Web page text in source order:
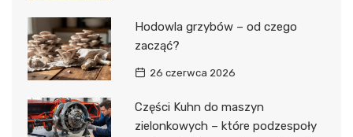
Hodowla grzybów – od czego
zacząć?
26 czerwca 2026
Części Kuhn do maszyn
zielonkowych – które podzespoły